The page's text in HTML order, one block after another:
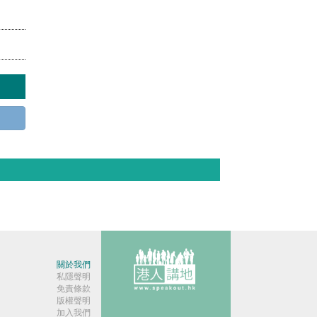
關於我們
私隱聲明
免責條款
版權聲明
加入我們